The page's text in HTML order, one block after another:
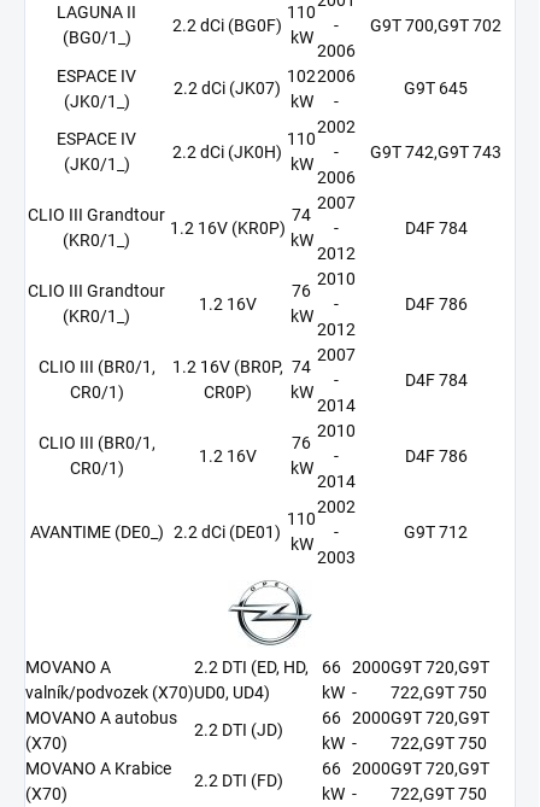
LAGUNA II
(BG0/1_)
2.2 dCi (BG0F)
110
kW
-
2006
G9T 700,G9T 702
ESPACE IV
(JK0/1_)
2.2 dCi (JK07)
102
kW
2006
-
G9T 645
ESPACE IV
(JK0/1_)
2.2 dCi (JK0H)
110
kW
2002
-
2006
G9T 742,G9T 743
CLIO III Grandtour
(KR0/1_)
1.2 16V (KR0P)
74
kW
2007
-
2012
D4F 784
CLIO III Grandtour
(KR0/1_)
1.2 16V
76
kW
2010
-
2012
D4F 786
CLIO III (BR0/1,
CR0/1)
1.2 16V (BR0P,
CR0P)
74
kW
2007
-
2014
D4F 784
CLIO III (BR0/1,
CR0/1)
1.2 16V
76
kW
2010
-
2014
D4F 786
AVANTIME (DE0_) 2.2 dCi (DE01)
110
kW
2002
-
2003
G9T 712
MOVANO A
valník/podvozek (X70)
2.2 DTI (ED, HD,
UD0, UD4)
66
kW
2000
-
G9T 720,G9T
722,G9T 750
MOVANO A autobus
(X70)
2.2 DTI (JD)
66
kW
2000
-
G9T 720,G9T
722,G9T 750
MOVANO A Krabice
(X70)
2.2 DTI (FD)
66
kW
2000
-
G9T 720,G9T
722,G9T 750